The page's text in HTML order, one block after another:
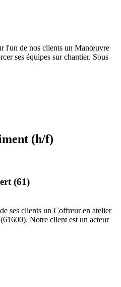
l'un de nos clients un Manœuvre
ses équipes sur chantier. Sous
(h/f)
(61)
ses clients un Coffreur en atelier
Notre client est un acteur